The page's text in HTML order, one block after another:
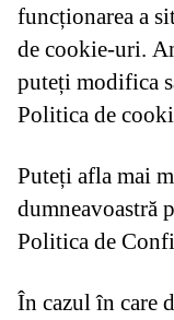
funcționarea a
de cookie-uri.
puteți modifica
Politica de
Puteți afla mai
dumneavoastră
Politica de
În cazul în care